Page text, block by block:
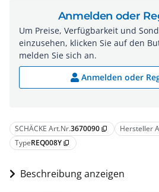
SCHÄCKE Art.Nr.3670090 content_copy Hersteller
TypeREQ008Y content_copy
Beschreibung anzeigen
Anmelden oder
Um Preise, Verfügbarkeit und
einzusehen, klicken Sie auf den
melden Sie sich an.
Anmelden oder